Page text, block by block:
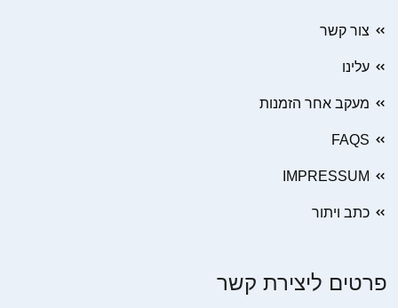
צור קשר
עלינו
מעקב אחר הזמנות
FAQS
IMPRESSUM
כתב ויתור
פרטים ליצירת קשר